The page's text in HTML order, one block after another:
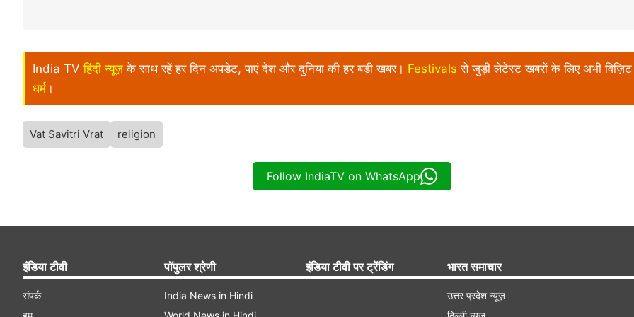
India TV हिंदी न्यूज़ के साथ रहें हर दिन अपडेट, पाएं देश और दुनिया की हर बड़ी खबर। Festivals से जुड़ी लेटेस्ट खबरों के लिए अभी
धर्म ।
Vat Savitri Vrat religion
Follow IndiaTV on WhatsApp
इंडिया टीवी
संपर्क
पॉपुलर श्रेणी
India News in Hindi
इंडिया टीवी पर ट्रेंडिंग भारत समाचार
उत्तर प्रदेश न्यूज़